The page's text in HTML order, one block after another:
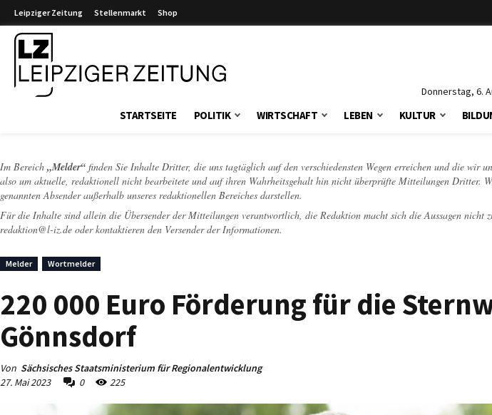
Leipziger Zeitung Stellenmarkt Shop
Donnerstag, 6.
STARTSEITE POLITIK WIRTSCHAFT LEBEN KULTUR
Im Bereich „Melder“ finden Sie Inhalte Dritter, die uns tagtäglich auf den verschiedensten Wegen erreichen und die wir
also um aktuelle, redaktionell nicht bearbeitete und auf ihren Wahrheitsgehalt hin nicht überprüfte Mitteilungen Dritter.
genannten Absender außerhalb unseres redaktionellen Bereiches darstellen.
Für die Inhalte sind allein die Übersender der Mitteilungen verantwortlich, die Redaktion macht sich die Aussagen nicht
redaktion@l-iz.de oder kontaktieren den Versender der Informationen.
Melder Wortmelder
220 000 Euro Förderung für die
Gönnsdorf
Von Sächsisches Staatsministerium für Regionalentwicklung
27. Mai 2023
0 225